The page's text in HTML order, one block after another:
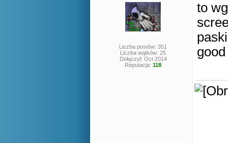
Liczba postów: 351
Liczba wątków: 25
Dołączył: Oct 2014
Reputacja: 118
to